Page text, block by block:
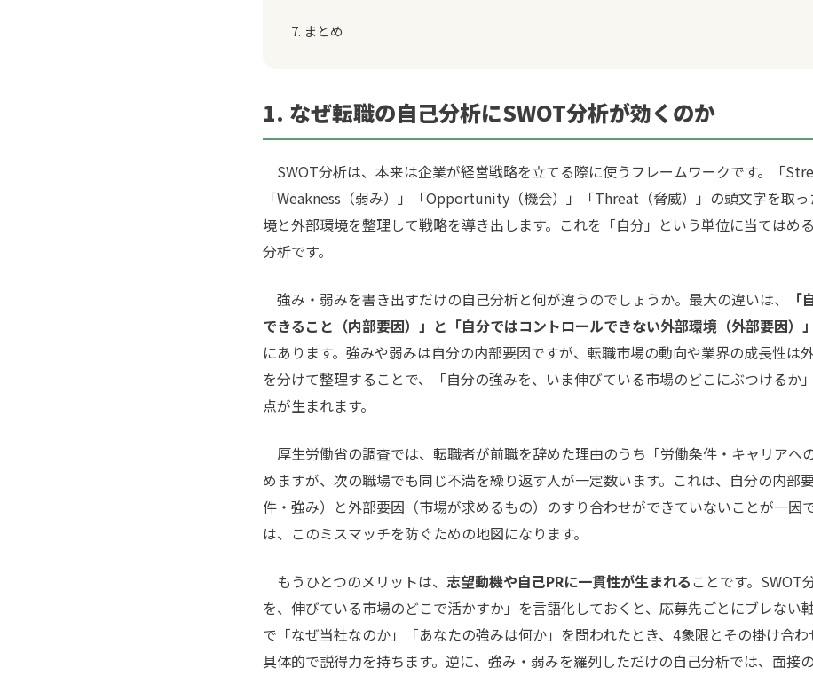
7. まとめ
1. なぜ転職の自己分析にSWOT分析が効くのか
SWOT分析は、本来は企業が経営戦略を立てる際に使うフレームワークです。「
「Weakness（弱み）」「Opportunity（機会）」「Threat（脅威）」の頭文字を取
境と外部環境を整理して戦略を導き出します。これを「自分」という単位に当てはめ
分析です。
強み・弱みを書き出すだけの自己分析と何が違うのでしょうか。最大の違いは、
できること（内部要因）」と「自分ではコントロールできない外部環境（外部要因）
にあります。強みや弱みは自分の内部要因ですが、転職市場の動向や業界の成長性は
を分けて整理することで、「自分の強みを、いま伸びている市場のどこにぶつけるか
点が生まれます。
厚生労働省の調査では、転職者が前職を辞めた理由のうち「労働条件・キャリアへ
めますが、次の職場でも同じ不満を繰り返す人が一定数います。これは、自分の内部
件・強み）と外部要因（市場が求めるもの）のすり合わせができていないことが一因
は、このミスマッチを防ぐための地図になります。
もうひとつのメリットは、 志望動機や自己PRに一貫性が生まれる ことです。SWOT
を、伸びている市場のどこで活かすか」を言語化しておくと、応募先ごとにブレない
で「なぜ当社なのか」「あなたの強みは何か」を問われたとき、4象限とその掛け合
具体的で説得力を持ちます。逆に、強み・弱みを羅列しただけの自己分析では、面接